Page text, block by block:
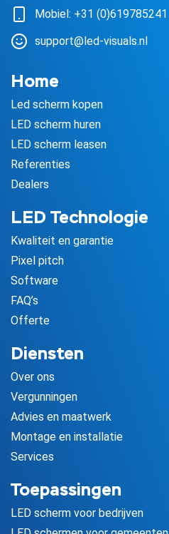
Mobiel: +31 (0)619785241
support@led-visuals.nl
Home
Led scherm kopen
LED scherm huren
LED scherm leasen
Referenties
Dealers
LED Technologie
Kwaliteit en garantie
Pixel pitch
Software
FAQ’s
Offerte
Diensten
Over ons
Vergunningen
Advies en maatwerk
Montage en installatie
Services
Toepassingen
LED scherm voor bedrijven